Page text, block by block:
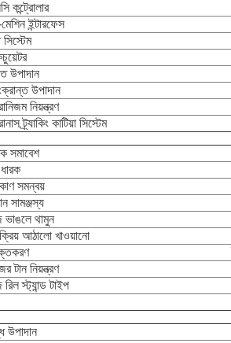
কন্ট্রোলার
ইন্টারফেস
সিস্টেম
উপাদান
উপাদান
নিয়ন্ত্রণ
ট্র্যাকিং কাটিয়া সিস্টেম
সমাবেশ
সমন্বয়
সামঞ্জস্য
ভাঙলে থামুন
আঠালো খাওয়ানো
টান নিয়ন্ত্রণ
স্ট্যান্ড টাইপ
উপাদান